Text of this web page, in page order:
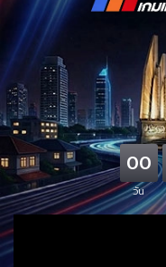
00
วัน
THE